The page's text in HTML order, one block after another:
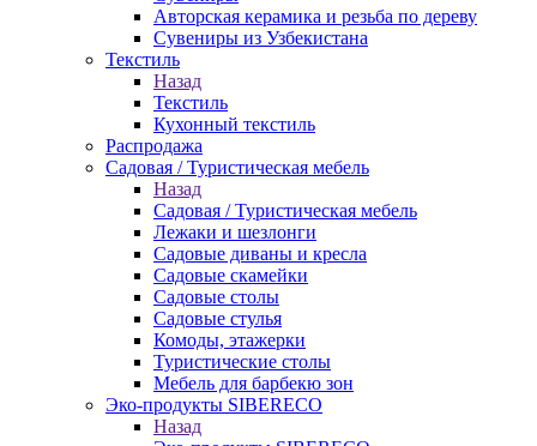
Авторская керамика и резьба по дереву
Сувениры из Узбекистана
Текстиль
Назад
Текстиль
Кухонный текстиль
Распродажа
Садовая / Туристическая мебель
Назад
Садовая / Туристическая мебель
Лежаки и шезлонги
Садовые диваны и кресла
Садовые скамейки
Садовые столы
Садовые стулья
Комоды, этажерки
Туристические столы
Мебель для барбекю зон
Эко-продукты SIBERECO
Назад